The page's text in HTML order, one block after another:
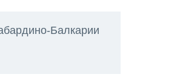
Балкарии